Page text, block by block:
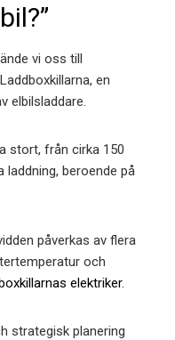
vi oss till
en
elbilsladdare.
stort, från cirka 150
laddning, beroende på
påverkas av flera
och
elektriker.
strategisk planering